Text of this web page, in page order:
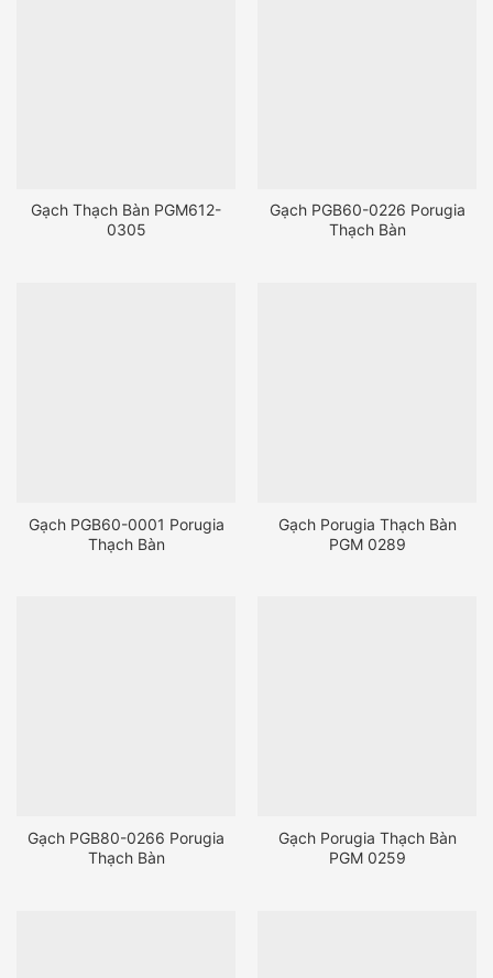
Gạch Thạch Bàn PGM612-
0305
Gạch PGB60-0226 Porugia
Thạch Bàn
Gạch PGB60-0001 Porugia
Thạch Bàn
Gạch Porugia Thạch Bàn
PGM 0289
Gạch PGB80-0266 Porugia
Thạch Bàn
Gạch Porugia Thạch Bàn
PGM 0259